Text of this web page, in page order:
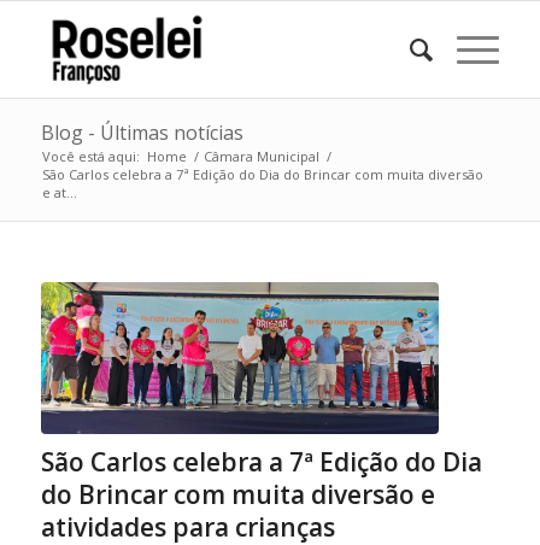
Blog - Últimas notícias
Você está aqui: Home / Câmara Municipal /
São Carlos celebra a 7ª Edição do Dia do Brincar com muita diversão
e at...
São Carlos celebra a 7ª Edição do Dia
do Brincar com muita diversão e
atividades para crianças